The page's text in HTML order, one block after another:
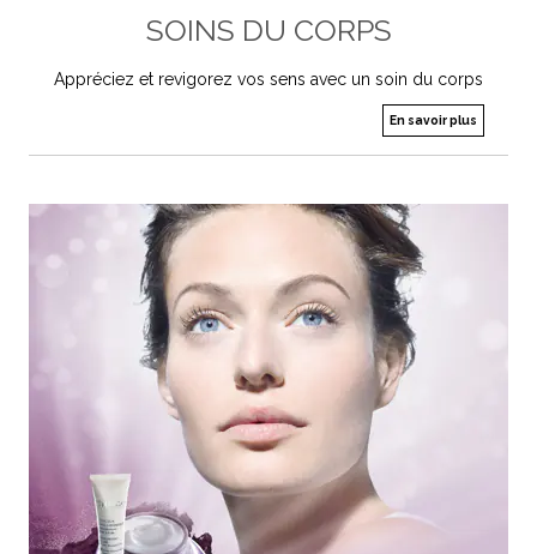
SOINS DU CORPS
Appréciez et revigorez vos sens avec un soin du corps
En savoir plus